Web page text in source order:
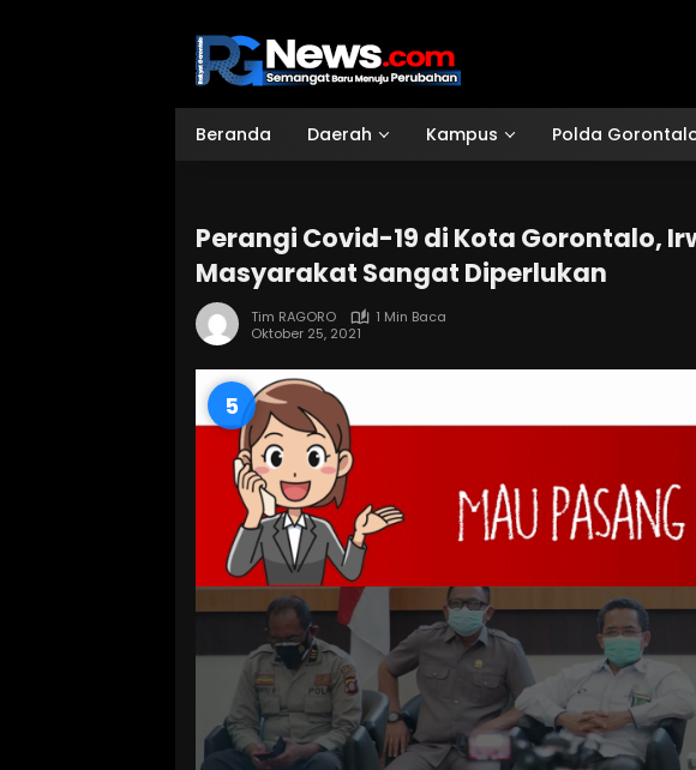
Beranda Daerah Kampus Polda
Perangi Covid-19 di Kota Gorontalo,
Masyarakat Sangat Diperlukan
Tim RAGORO
1 Min Baca
Oktober 25, 2021
4